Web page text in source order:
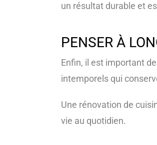
un résultat durable et
PENSER À
Enfin, il est important
intemporels qui
Une rénovation de
vie au quotidien.